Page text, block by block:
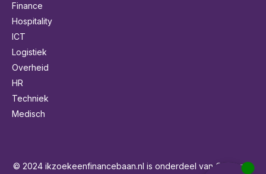
Finance
Hospitality
ICT
Logistiek
Overheid
HR
Techniek
Medisch
© 2024 ikzoekeenfinancebaan.nl is onderdeel van Careeroo